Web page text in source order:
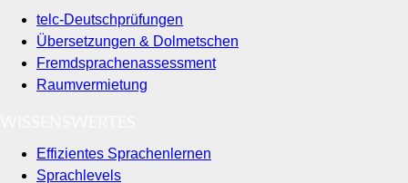
telc-Deutschprüfungen
Übersetzungen & Dolmetschen
Fremdsprachenassessment
Raumvermietung
Effizientes Sprachenlernen
Sprachlevels